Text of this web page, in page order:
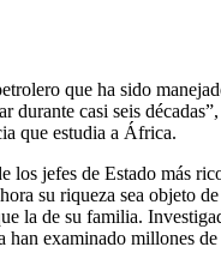
que ha sido
durante casi seis
que estudia a África.
los jefes de Estado más
su riqueza sea objeto
la de su familia.
han examinado millones de